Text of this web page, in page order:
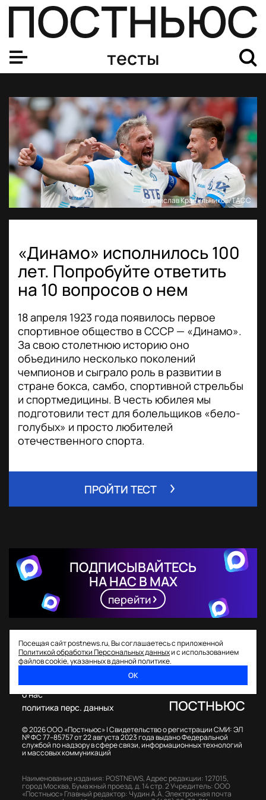
тесты
Станислав Красильников/ТАСС
«Динамо» исполнилось 100
лет. Попробуйте ответить
на 10 вопросов о нем
18 апреля 1923 года появилось первое
спортивное общество в СССР — «Динамо».
За свою столетнюю историю оно
объединило несколько поколений
чемпионов и сыграло роль в развитии в
стране бокса, самбо, спортивной стрельбы
и спортмедицины. В честь юбилея мы
подготовили тест для болельщиков «бело-
голубых» и просто любителей
отечественного спорта.
ПРОЙТИ ТЕСТ
ПОДПИСЫВАЙТЕСЬ
НА НАС В MAX
перейти
Посещая сайт postnews.ru, Вы соглашаетесь с приложенной
Политикой обработки Персональных данныхи с использованием
файлов cookie, указанных в данной политике.
ОК
© 2026 ООО «Постньюс» |Свидетельство о регистрации СМИ: ЭЛ
№ ФС 77–85757 от 22 августа 2023 года выдано Федеральной
службой по надзору в сфере связи, информационных технологий
и массовых коммуникаций
о нас
политика перс. данных
Наименование издания: POSTNEWS,Адрес редакции: 127015,
город Москва, Бумажный проезд, д. 14 стр. 2Учредитель: ООО
«Постньюс» Главный редактор: Чудин А.А.Электронная почта